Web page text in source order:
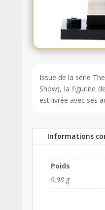
Issue de la série
Show), la figurine
est livrée avec ses
Informations
Poids
9,98 g